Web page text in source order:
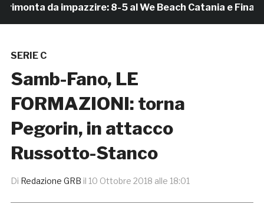
da impazzire: 8-5 al We Beach Catania e Finale
SERIE C
Samb-Fano, LE
FORMAZIONI: torna
Pegorin, in attacco
Russotto-Stanco
Di Redazione GRB il 10 Ottobre 2018 alle 18:01